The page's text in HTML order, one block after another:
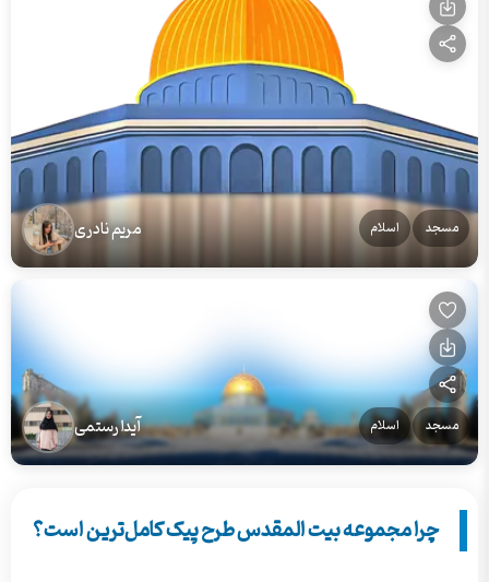
مسجد اسلام مریم نادری
مسجد اسلام آیدا رستمی
چرا مجموعه بیت المقدس طرح پیک کامل‌ترین است؟